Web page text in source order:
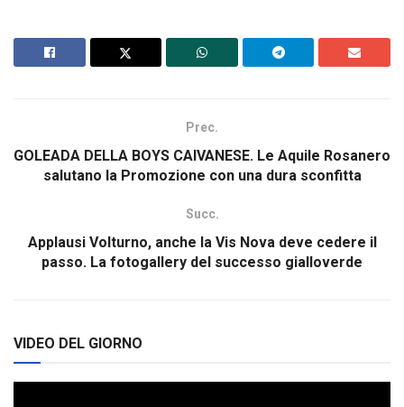
Prec.
GOLEADA DELLA BOYS CAIVANESE. Le Aquile Rosanero
salutano la Promozione con una dura sconfitta
Succ.
Applausi Volturno, anche la Vis Nova deve cedere il
passo. La fotogallery del successo gialloverde
VIDEO DEL GIORNO